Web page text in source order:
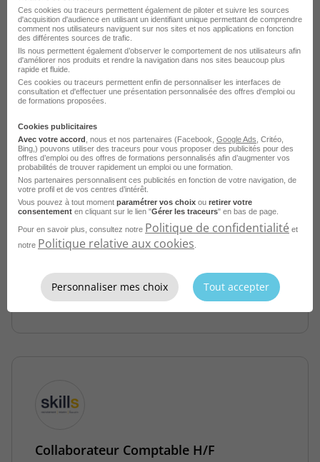
Je postule
Comptable General Groupe H/F
Bordeaux - 33
CDI
Randstad professional
Je postule
Collaborateur Comptable H/F
Ces cookies ou traceurs permettent également de piloter et suivre les sources
d'acquisition d'audience en utilisant un identifiant unique permettant de comprendre
comment nos utilisateurs naviguent sur nos sites et nos applications en fonction
des différentes sources de trafic.
Ils nous permettent également d’observer le comportement de nos utilisateurs afin
d'améliorer nos produits et rendre la navigation dans nos sites beaucoup plus
rapide et fluide.
Ces cookies ou traceurs permettent enfin de personnaliser les interfaces de
consultation et d'effectuer une présentation personnalisée des offres d'emploi ou
de formations proposées.
Cookies publicitaires
Avec votre accord , nous et nos partenaires (Facebook, Google Ads , Critéo,
Bing,) pouvons utiliser des traceurs pour vous proposer des publicités pour des
offres d’emploi ou des offres de formations personnalisés afin d’augmenter vos
probabilités de trouver rapidement un emploi ou une formation.
Nos partenaires personnalisent ces publicités en fonction de votre navigation, de
votre profil et de vos centres d’intérêt.
Vous pouvez à tout moment paramétrer vos choix ou retirer votre
consentement en cliquant sur le lien "Gérer les traceurs" en bas de page.
Pour en savoir plus, consultez notre Politique de confidentialité et
notre Politique relative aux cookies
Personnaliser mes choix Tout accepter